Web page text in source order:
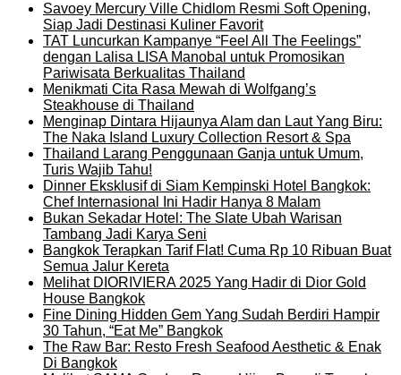
Savoey Mercury Ville Chidlom Resmi Soft Opening,
Siap Jadi Destinasi Kuliner Favorit
TAT Luncurkan Kampanye “Feel All The Feelings”
dengan Lalisa LISA Manobal untuk Promosikan
Pariwisata Berkualitas Thailand
Menikmati Cita Rasa Mewah di Wolfgang’s
Steakhouse di Thailand
Menginap Dintara Hijaunya Alam dan Laut Yang Biru:
The Naka Island Luxury Collection Resort & Spa
Thailand Larang Penggunaan Ganja untuk Umum,
Turis Wajib Tahu!
Dinner Eksklusif di Siam Kempinski Hotel Bangkok:
Chef Internasional Ini Hadir Hanya 8 Malam
Bukan Sekadar Hotel: The Slate Ubah Warisan
Tambang Jadi Karya Seni
Bangkok Terapkan Tarif Flat! Cuma Rp 10 Ribuan Buat
Semua Jalur Kereta
Melihat DIORIVIERA 2025 Yang Hadir di Dior Gold
House Bangkok
Fine Dining Hidden Gem Yang Sudah Berdiri Hampir
30 Tahun, “Eat Me” Bangkok
The Raw Bar: Resto Fresh Seafood Aesthetic & Enak
Di Bangkok